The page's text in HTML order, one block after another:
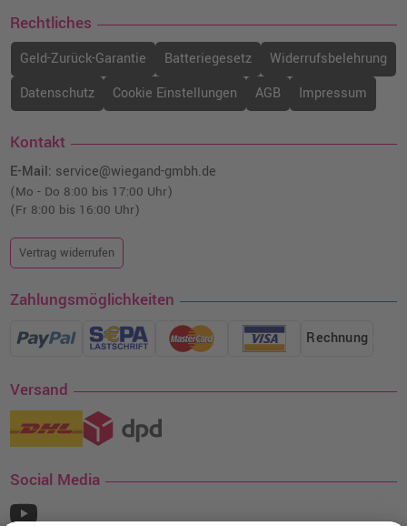
Rechtliches
Geld-Zurück-Garantie Batteriegesetz
Widerrufsbelehrung
Datenschutz
Cookie Einstellungen AGB Impressum
Kontakt
E-Mail: service@wiegand-gmbh.de
(Mo - Do 8:00 bis 17:00 Uhr)
(Fr 8:00 bis 16:00 Uhr)
Vertrag widerrufen
Zahlungsmöglichkeiten
Rechnung
Versand
Social Media